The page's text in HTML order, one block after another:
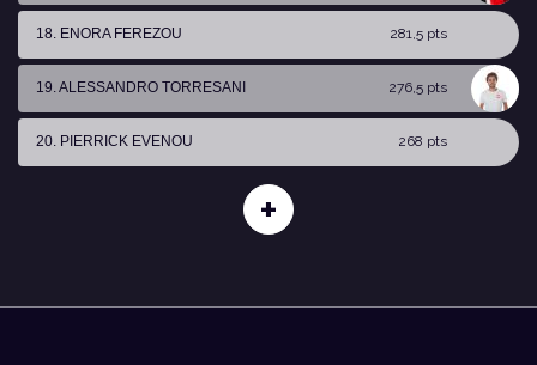
18. ENORA FEREZOU 281,5 pts
19. ALESSANDRO TORRESANI 276,5 pts
20. PIERRICK EVENOU 268 pts
+